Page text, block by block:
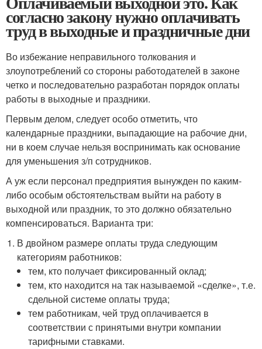
согласно закону нужно оплачивать
труд в выходные и праздничные дни
Во избежание неправильного толкования и
злоупотреблений со стороны работодателей в законе
четко и последовательно разработан порядок оплаты
работы в выходные и праздники.
Первым делом, следует особо отметить, что
календарные праздники, выпадающие на рабочие дни,
ни в коем случае нельзя воспринимать как основание
для уменьшения з/п сотрудников.
А уж если персонал предприятия вынужден по каким-
либо особым обстоятельствам выйти на работу в
выходной или праздник, то это должно обязательно
компенсироваться. Варианта три:
В двойном размере оплаты труда следующим
категориям работников:
тем, кто получает фиксированный оклад;
тем, кто находится на так называемой «сделке», т.е.
сдельной системе оплаты труда;
тем работникам, чей труд оплачивается в
соответствии с принятыми внутри компании
тарифными ставками.